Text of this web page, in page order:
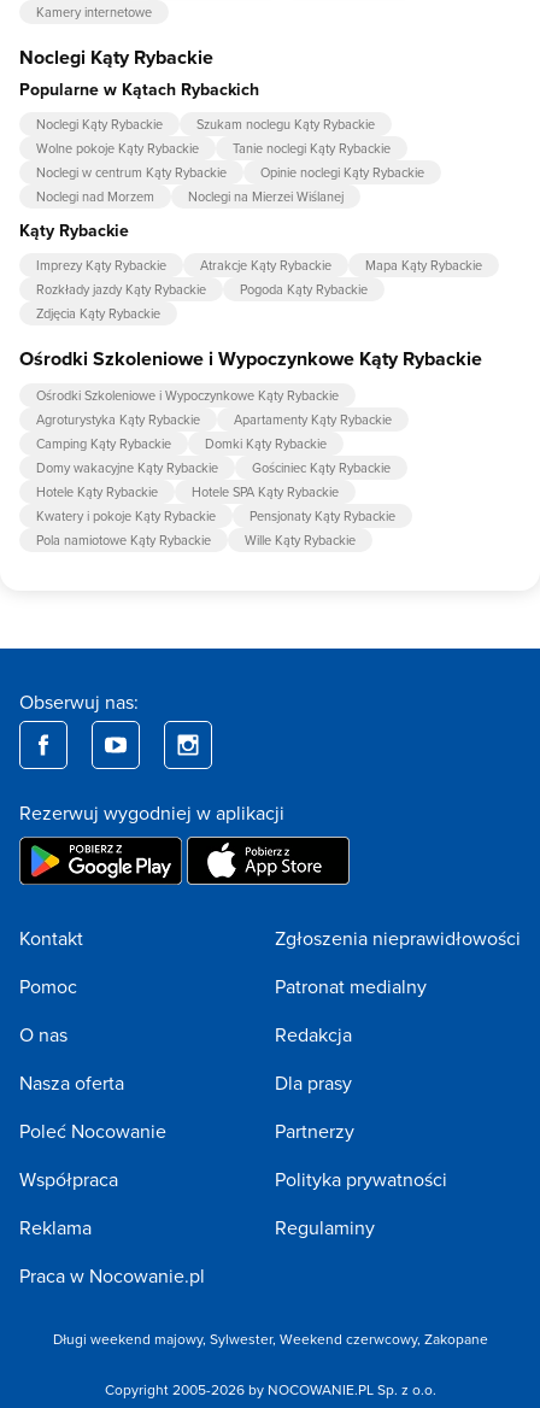
Kamery internetowe
Noclegi Kąty Rybackie
Popularne w Kątach Rybackich
Noclegi Kąty Rybackie
Szukam noclegu Kąty Rybackie
Wolne pokoje Kąty Rybackie
Tanie noclegi Kąty Rybackie
Noclegi w centrum Kąty Rybackie
Opinie noclegi Kąty Rybackie
Noclegi nad Morzem
Noclegi na Mierzei Wiślanej
Kąty Rybackie
Imprezy Kąty Rybackie Atrakcje Kąty Rybackie
Mapa Kąty Rybackie
Rozkłady jazdy Kąty Rybackie
Pogoda Kąty Rybackie
Zdjęcia Kąty Rybackie
Ośrodki Szkoleniowe i Wypoczynkowe Kąty Rybackie
Ośrodki Szkoleniowe i Wypoczynkowe Kąty Rybackie
Agroturystyka Kąty Rybackie
Apartamenty Kąty Rybackie
Camping Kąty Rybackie
Domki Kąty Rybackie
Domy wakacyjne Kąty Rybackie
Gościniec Kąty Rybackie
Hotele Kąty Rybackie
Hotele SPA Kąty Rybackie
Kwatery i pokoje Kąty Rybackie
Pensjonaty Kąty Rybackie
Pola namiotowe Kąty Rybackie
Wille Kąty Rybackie
Obserwuj nas:
Rezerwuj wygodniej w aplikacji
Kontakt
Pomoc
O nas
Nasza oferta
Poleć Nocowanie
Współpraca
Reklama
Praca w Nocowanie.pl
Zgłoszenia nieprawidłowości
Patronat medialny
Redakcja
Dla prasy
Partnerzy
Polityka prywatności
Regulaminy
Długi weekend majowy, Sylwester, Weekend czerwcowy, Zakopane
Copyright 2005-2026 by NOCOWANIE.PL Sp. z o.o.